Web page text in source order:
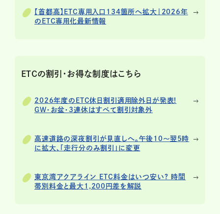
【首都高】ETC専用入口134箇所へ拡大｜2026年
のETC専用化最新情報
ETCの割引・お得な制度はこちら
2026年度のETC休日割引適用除外日が発表!
GW・お盆・3連休はすべて割引対象外
高速道路の深夜割引が見直しへ。午後10〜翌5時
に拡大、「走行分のみ割引」に変更
東京湾アクアライン ETC料金はいつ安い? 時間
帯別料金と最大1,200円差を解説